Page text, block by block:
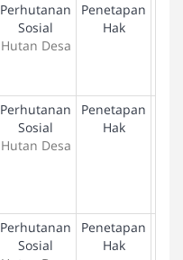
Perhutanan
Sosial
Hutan Desa
Penetapan
Hak
Perhutanan
Sosial
Hutan Desa
Penetapan
Hak
Perhutanan
Sosial
Penetapan
Hak